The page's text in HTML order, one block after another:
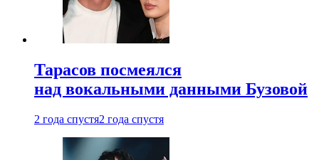
Тарасов посмеялся
над вокальными данными Бузовой
2 года спустя2 года спустя